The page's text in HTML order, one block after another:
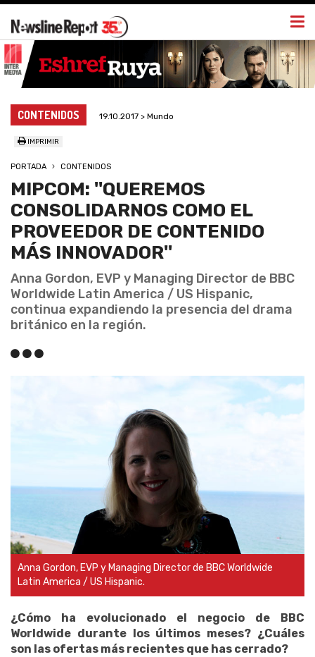
CONTENIDOS 19.10.2017 > Mundo
IMPRIMIR
PORTADA CONTENIDOS
MIPCOM: ''QUEREMOS
CONSOLIDARNOS COMO EL
PROVEEDOR DE CONTENIDO
MÁS INNOVADOR''
Anna Gordon, EVP y Managing Director de BBC
Worldwide Latin America / US Hispanic,
continua expandiendo la presencia del drama
británico en la región.
Anna Gordon, EVP y Managing Director de BBC Worldwide
Latin America / US Hispanic.
¿Cómo ha evolucionado el negocio de BBC
Worldwide durante los últimos meses? ¿Cuáles
son las ofertas más recientes que has cerrado?